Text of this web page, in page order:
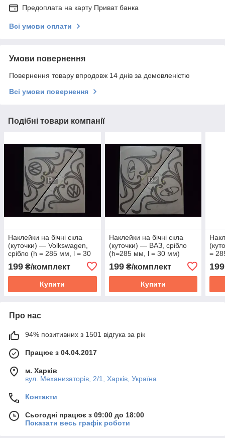
Предоплата на карту Приват банка
Всі умови оплати
Умови повернення
Повернення товару впродовж 14 днів за домовленістю
Всі умови повернення
Подібні товари компанії
Наклейки на бічні скла
(куточки) — Volkswagen,
срібло (h = 285 мм, l = 30
199 ₴/комплект
Купити
Наклейки на бічні скла
(куточки) — ВАЗ, срібло
(h=285 мм, l = 30 мм)
199₴/комплект
Купити
=
199
Про нас
94% позитивних з 1501 відгука за рік
Працює з 04.04.2017
м. Харків
вул. Механизаторів, 2/1, Харків, Україна
Контакти
Сьогодні працює з 09:00 до 18:00
Показати весь графік роботи